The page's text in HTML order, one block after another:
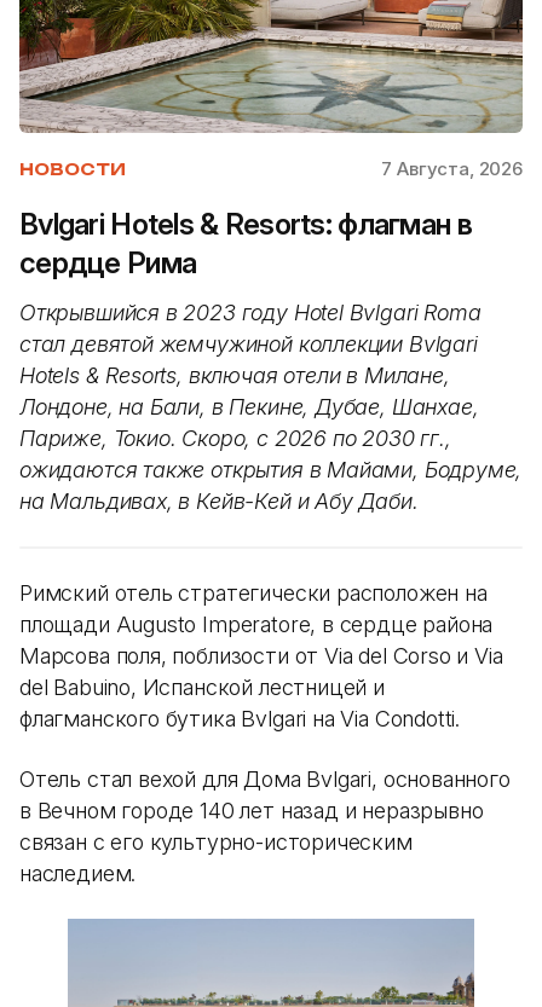
НОВОСТИ 7 Августа, 2026
Bvlgari Hotels & Resorts: флагман в
сердце Рима
Открывшийся в 2023 году Hotel Bvlgari Roma
стал девятой жемчужиной коллекции Bvlgari
Hotels & Resorts, включая отели в Милане,
Лондоне, на Бали, в Пекине, Дубае, Шанхае,
Париже, Токио. Скоро, с 2026 по 2030 гг.,
ожидаются также открытия в Майами, Бодруме,
на Мальдивах, в Кейв-Кей и Абу Даби.
Римский отель стратегически расположен на
площади Augusto Imperatore, в сердце района
Марсова поля, поблизости от Via del Corso и Via
del Babuino, Испанской лестницей и
флагманского бутика Bvlgari на Via Condotti.
Отель стал вехой для Дома Bvlgari, основанного
в Вечном городе 140 лет назад и неразрывно
связан с его культурно-историческим
наследием.